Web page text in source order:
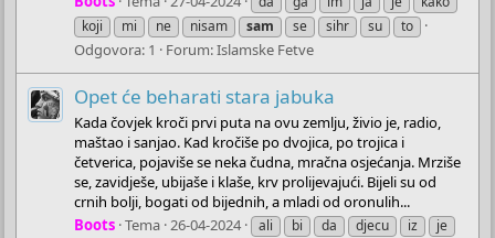
koji
mi ne nisam sam se sihr su to
Odgovora: 1 Forum:Islamske Fetve
Opet će beharati stara jabuka
Kada čovjek kroči prvi puta na ovu zemlju, živio je, radio,
maštao i sanjao. Kad kročiše po dvojica, po trojica i
četverica, pojaviše se neka čudna, mračna osjećanja. Mrziše
se, zavidješe, ubijaše i klaše, krv prolijevajući. Bijeli su od
crnih bolji, bogati od bijednih, a mladi od oronulih...
Boots Tema 26-04-2024 ali bi da djecu iz
je